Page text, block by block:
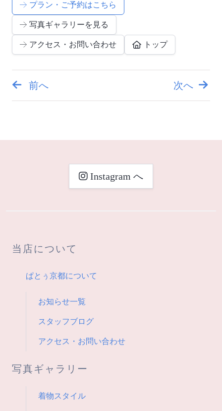
プラン・ご予約はこちら
写真ギャラリーを見る
アクセス・お問い合わせ トップ
投
ナ
ョ
ン
前へ 次へ
Instagram へ
当店について
ぱとぅ京都について
お知らせ一覧
スタッフブログ
アクセス・お問い合わせ
写真ギャラリー
着物スタイル